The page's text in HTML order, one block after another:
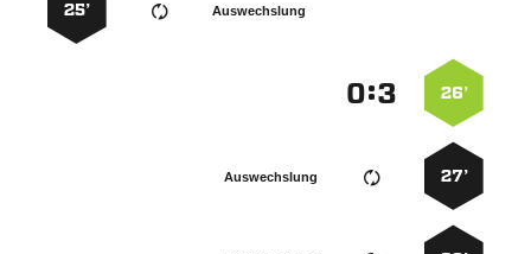
Auswechslung
25’
26’
:
27’
Auswechslung